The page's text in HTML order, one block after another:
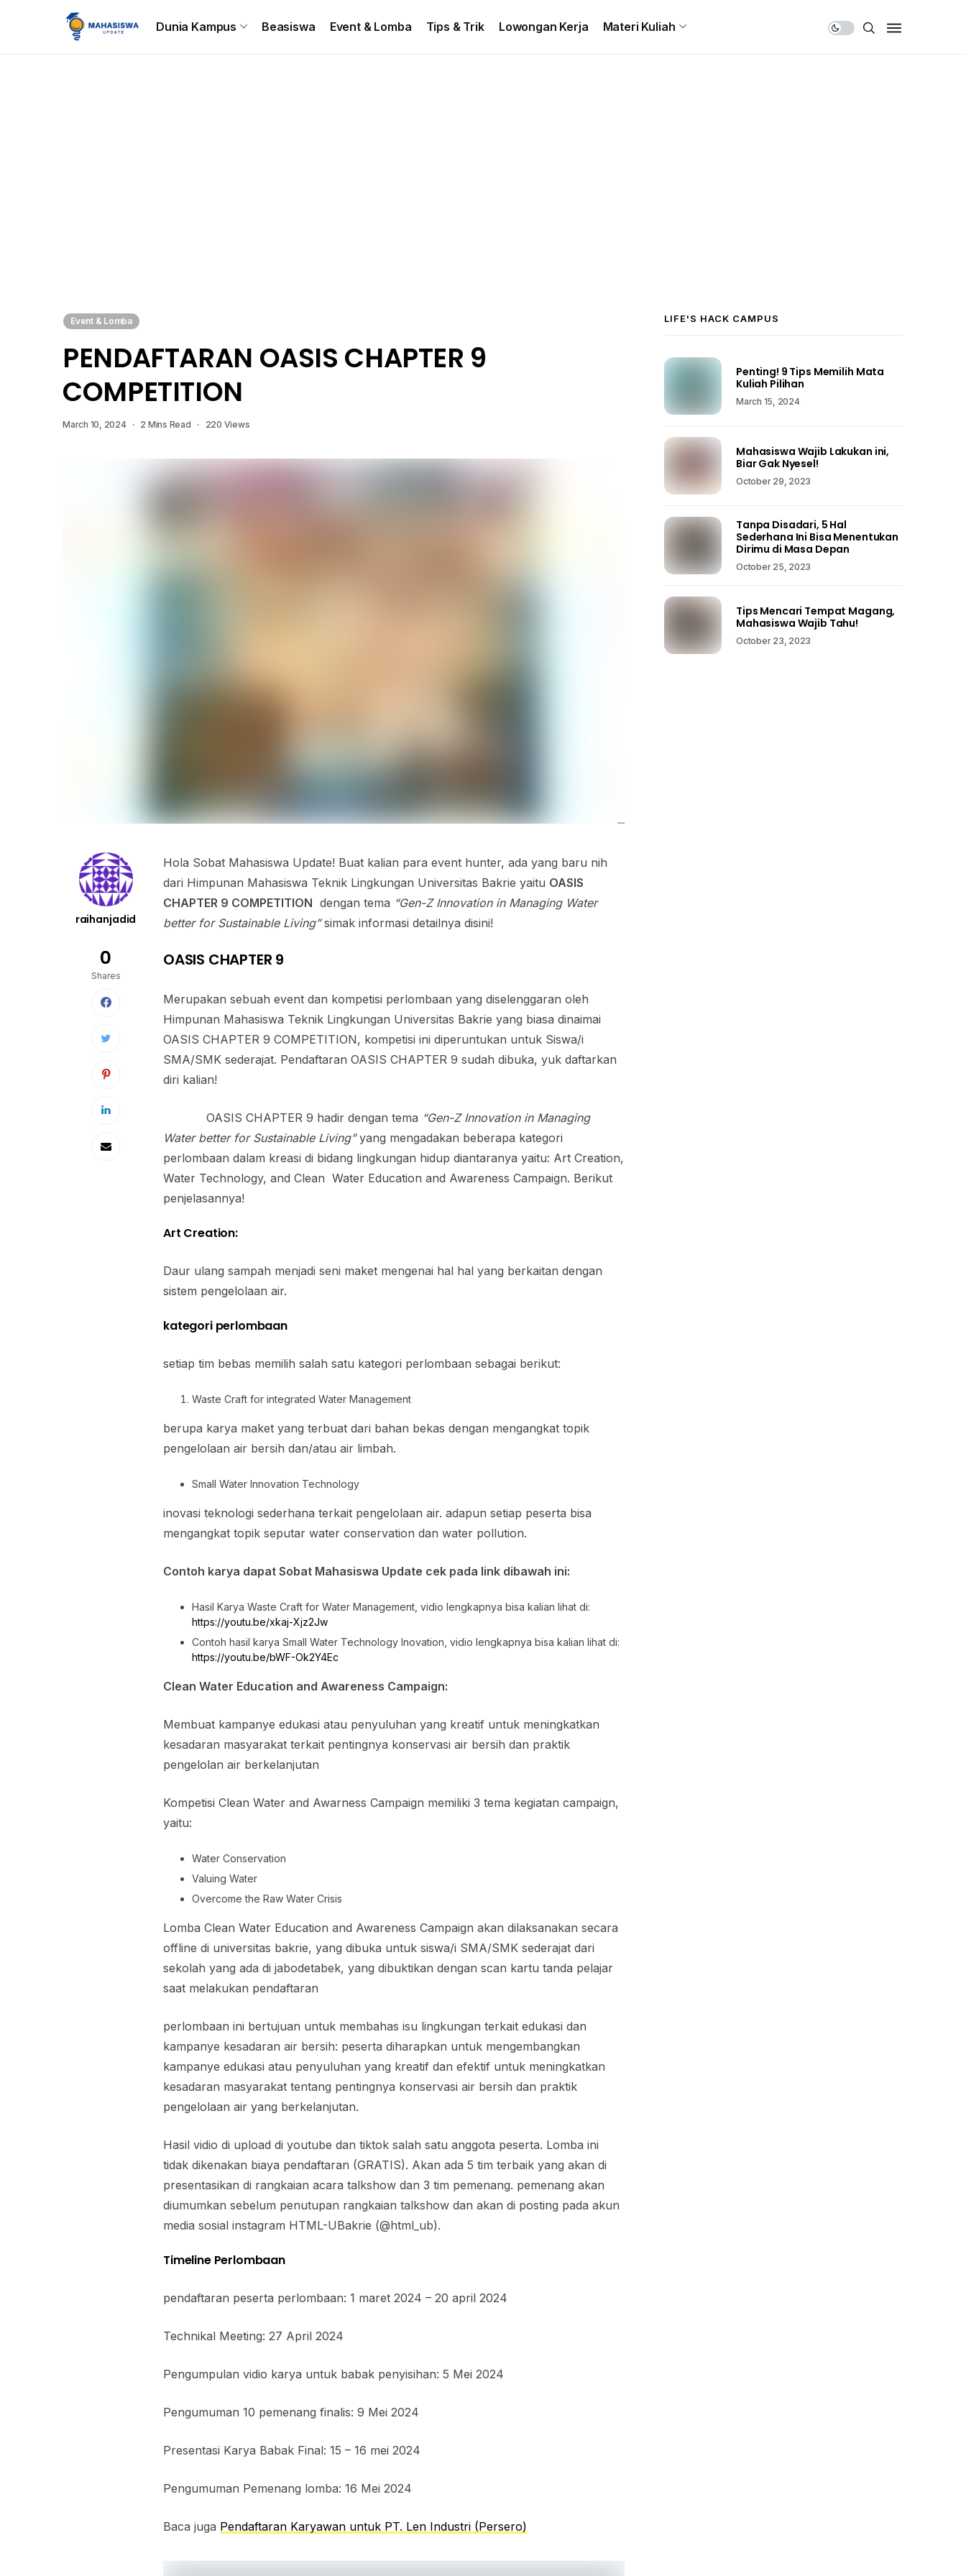
Beranda
Dunia Kampus Beasiswa Event & Lomba Tips & Trik Lowongan Kerja Materi Kuliah
Event & Lomba
PENDAFTARAN OASIS CHAPTER 9
COMPETITION
March 10, 2024 2 Mins Read 220 Views
raihanjadid
0
Shares
Hola Sobat Mahasiswa Update! Buat kalian para event hunter, ada yang baru nih
dari Himpunan Mahasiswa Teknik Lingkungan Universitas Bakrie yaitu OASIS
CHAPTER 9 COMPETITION dengan tema “Gen-Z Innovation in Managing Water
better for Sustainable Living”simak informasi detailnya disini!
OASIS CHAPTER 9
Merupakan sebuah event dan kompetisi perlombaan yang diselenggaran oleh
Himpunan Mahasiswa Teknik Lingkungan Universitas Bakrie yang biasa dinaimai
OASIS CHAPTER 9 COMPETITION, kompetisi ini diperuntukan untuk Siswa/i
SMA/SMK sederajat. Pendaftaran OASIS CHAPTER 9 sudah dibuka, yuk daftarkan
diri kalian!
OASIS CHAPTER 9 hadir dengan tema “Gen-Z Innovation in Managing
Water better for Sustainable Living”yang mengadakan beberapa kategori
perlombaan dalam kreasi di bidang lingkungan hidup diantaranya yaitu: Art Creation,
Water Technology, and Clean Water Education and Awareness Campaign. Berikut
penjelasannya!
Art Creation:
Daur ulang sampah menjadi seni maket mengenai hal hal yang berkaitan dengan
sistem pengelolaan air.
kategori perlombaan
setiap tim bebas memilih salah satu kategori perlombaan sebagai berikut:
Waste Craft for integrated Water Management
berupa karya maket yang terbuat dari bahan bekas dengan mengangkat topik
pengelolaan air bersih dan/atau air limbah.
Small Water Innovation Technology
inovasi teknologi sederhana terkait pengelolaan air. adapun setiap peserta bisa
mengangkat topik seputar water conservation dan water pollution.
Contoh karya dapat Sobat Mahasiswa Update cek pada link dibawah ini:
Hasil Karya Waste Craft for Water Management, vidio lengkapnya bisa kalian lihat di:
https://youtu.be/xkaj-Xjz2Jw
Contoh hasil karya Small Water Technology Inovation, vidio lengkapnya bisa kalian lihat di:
https://youtu.be/bWF-Ok2Y4Ec
Clean Water Education and Awareness Campaign:
Membuat kampanye edukasi atau penyuluhan yang kreatif untuk meningkatkan
kesadaran masyarakat terkait pentingnya konservasi air bersih dan praktik
pengelolan air berkelanjutan
Kompetisi Clean Water and Awarness Campaign memiliki 3 tema kegiatan campaign,
yaitu:
Water Conservation
Valuing Water
Overcome the Raw Water Crisis
Lomba Clean Water Education and Awareness Campaign akan dilaksanakan secara
offline di universitas bakrie, yang dibuka untuk siswa/i SMA/SMK sederajat dari
sekolah yang ada di jabodetabek, yang dibuktikan dengan scan kartu tanda pelajar
saat melakukan pendaftaran
perlombaan ini bertujuan untuk membahas isu lingkungan terkait edukasi dan
kampanye kesadaran air bersih: peserta diharapkan untuk mengembangkan
kampanye edukasi atau penyuluhan yang kreatif dan efektif untuk meningkatkan
kesadaran masyarakat tentang pentingnya konservasi air bersih dan praktik
pengelolaan air yang berkelanjutan.
Hasil vidio di upload di youtube dan tiktok salah satu anggota peserta. Lomba ini
tidak dikenakan biaya pendaftaran (GRATIS). Akan ada 5 tim terbaik yang akan di
presentasikan di rangkaian acara talkshow dan 3 tim pemenang. pemenang akan
diumumkan sebelum penutupan rangkaian talkshow dan akan di posting pada akun
media sosial instagram HTML-UBakrie (@html_ub).
Timeline Perlombaan
pendaftaran peserta perlombaan: 1 maret 2024 – 20 april 2024
Technikal Meeting: 27 April 2024
Pengumpulan vidio karya untuk babak penyisihan: 5 Mei 2024
Pengumuman 10 pemenang finalis: 9 Mei 2024
Presentasi Karya Babak Final: 15 – 16 mei 2024
Pengumuman Pemenang lomba: 16 Mei 2024
Baca juga Pendaftaran Karyawan untuk PT. Len Industri (Persero)
LIFE'S HACK CAMPUS
Penting! 9 Tips Memilih Mata
Kuliah Pilihan
March 15, 2024
Mahasiswa Wajib Lakukan ini,
Biar Gak Nyesel!
October 29, 2023
Tanpa Disadari, 5 Hal
Sederhana Ini Bisa Menentukan
Dirimu di Masa Depan
October 25, 2023
Tips Mencari Tempat Magang,
Mahasiswa Wajib Tahu!
October 23, 2023